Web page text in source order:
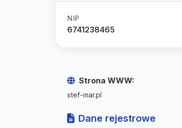
NIP
6741238465
Strona WWW:
stef-mar.pl
Dane rejestrowe